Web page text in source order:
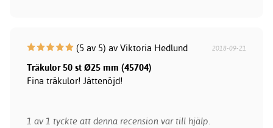
(5 av 5) av Viktoria Hedlund 2018-09-21
Träkulor 50 st Ø25 mm (45704)
Fina träkulor! Jättenöjd!
1 av 1 tyckte att denna recension var till hjälp.